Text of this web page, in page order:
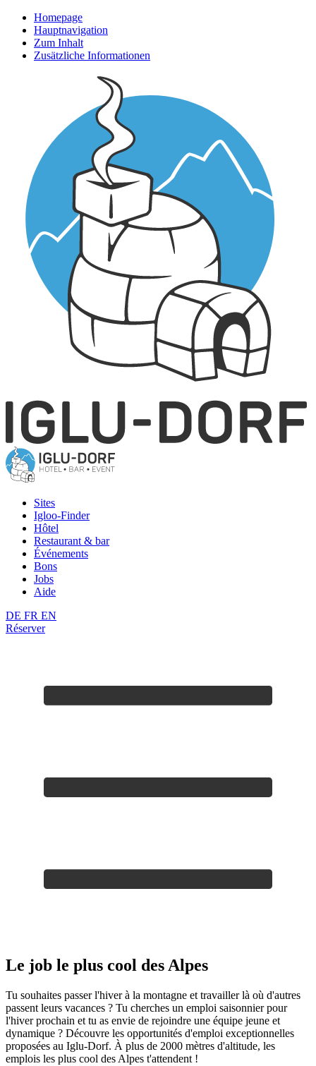
Homepage
Hauptnavigation
Zum Inhalt
Zusätzliche Informationen
Sites
Igloo-Finder
Hôtel
Restaurant & bar
Événements
Bons
Jobs
Aide
DE FR EN
Réserver
Le job le plus cool des Alpes
Tu souhaites passer l'hiver à la montagne et travailler là où d'autres
passent leurs vacances ? Tu cherches un emploi saisonnier pour
l'hiver prochain et tu as envie de rejoindre une équipe jeune et
dynamique ? Découvre les opportunités d'emploi exceptionnelles
proposées au Iglu-Dorf. À plus de 2000 mètres d'altitude, les
emplois les plus cool des Alpes t'attendent !